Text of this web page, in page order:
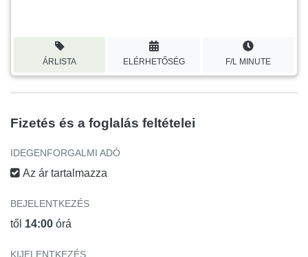
ÁRLISTA ELÉRHETŐSÉG F/L MINUTE
Fizetés és a foglalás feltételei
IDEGENFORGALMI ADÓ
Az ár tartalmazza
BEJELENTKEZÉS
től 14:00 órá
KIJELENTKEZÉS